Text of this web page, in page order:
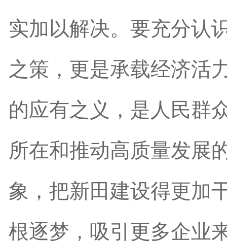
实加以解决。要充分认
之策，更是承载经济活
的应有之义，是人民群
所在和推动高质量发展
象，把新田建设得更加
根逐梦，吸引更多企业